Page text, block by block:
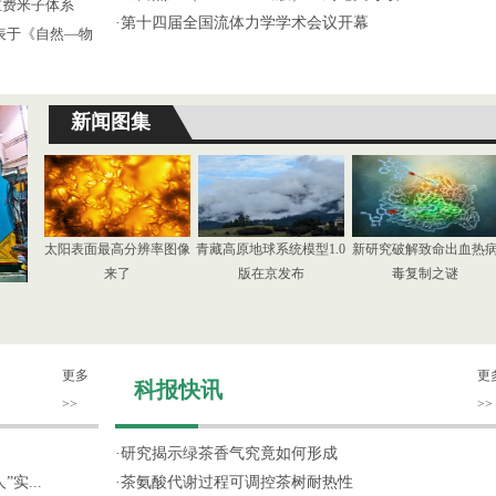
米子体系
于《自然—物
·第十四届全国流体力学学术会议开幕
新闻图集
太阳表面最高分辨率图像
来了
青藏高原地球系统模型1.0
版在京发布
新研究破解致命出血热
毒复制之谜
更多
>>
”实...
科报快讯
更
>>
·研究揭示绿茶香气究竟如何形成
·茶氨酸代谢过程可调控茶树耐热性